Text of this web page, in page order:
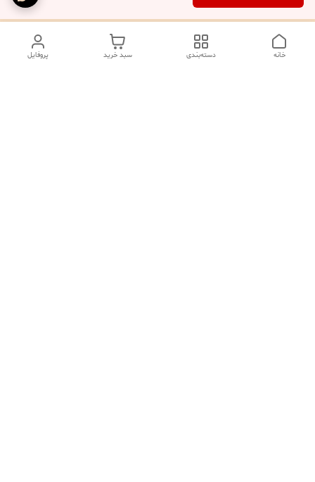
پروفایل سبد خرید دسته‌بندی خانه